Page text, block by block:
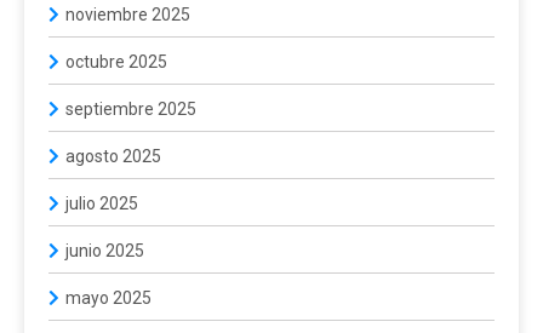
noviembre 2025
octubre 2025
septiembre 2025
agosto 2025
julio 2025
junio 2025
mayo 2025